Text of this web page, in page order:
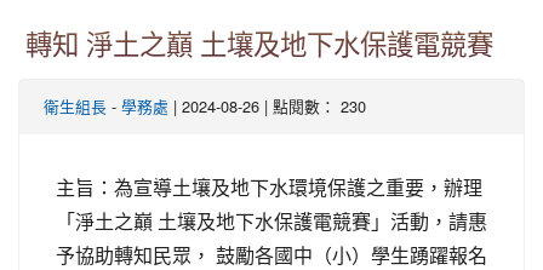
轉知 淨土之巔 土壤及地下水保護電競賽
衛生組長 - 學務處 | 2024-08-26 | 點閱數： 230
主旨：為宣導土壤及地下水環境保護之重要，辦理
「淨土之巔 土壤及地下水保護電競賽」活動，請惠
予協助轉知民眾， 鼓勵各國中（小）學生踴躍報名